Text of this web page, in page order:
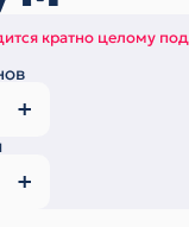
кратно целому